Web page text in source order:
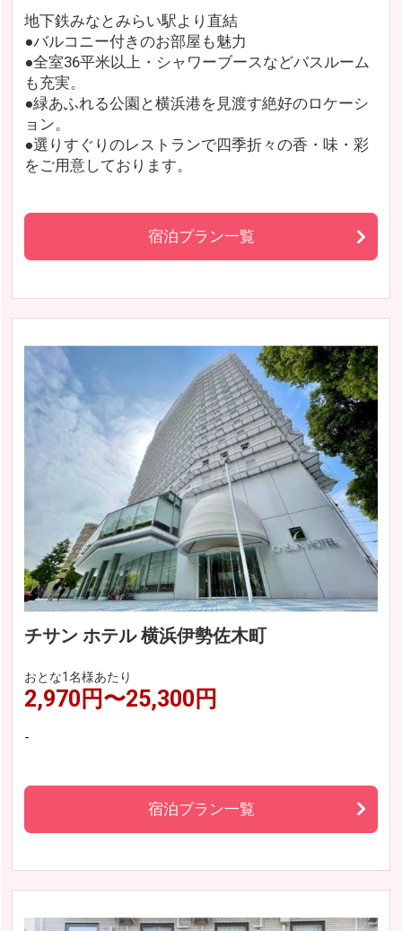
地下鉄みなとみらい駅より直結
●バルコニー付きのお部屋も魅力
●全室36平米以上・シャワーブースなどバスルーム
も充実。
●緑あふれる公園と横浜港を見渡す絶好のロケーシ
ョン。
●選りすぐりのレストランで四季折々の香・味・彩
をご用意しております。
宿泊プラン一覧
チサン ホテル 横浜伊勢佐木町
おとな1名様あたり
2,970円〜25,300円
-
宿泊プラン一覧